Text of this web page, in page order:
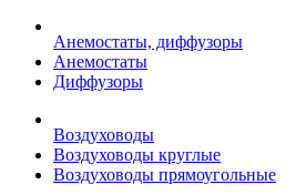
Анемостаты, диффузоры
Анемостаты
Диффузоры
Воздуховоды
Воздуховоды круглые
Воздуховоды прямоугольные